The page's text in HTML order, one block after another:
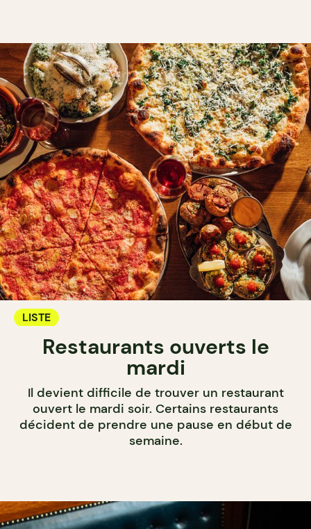
LISTE
Restaurants ouverts le
mardi
Il devient difficile de trouver un restaurant
ouvert le mardi soir. Certains restaurants
décident de prendre une pause en début de
semaine.